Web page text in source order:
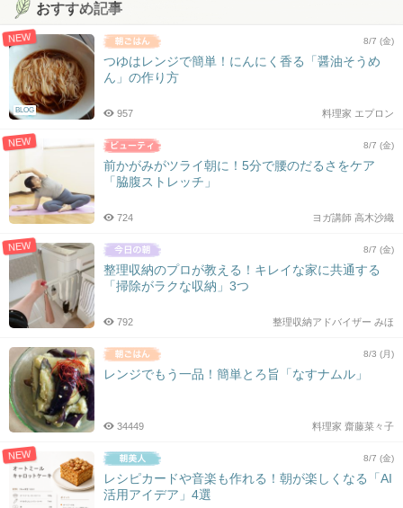
おすすめ記事
NEW
BLOG
8/7 (金)
つゆはレンジで簡単！にんにく香る「醤油そうめ
ん」の作り方
料理家 エプロン
957
NEW 8/7 (金)
前かがみがツライ朝に！5分で腰のだるさをケア
「脇腹ストレッチ」
ヨガ講師 高木沙織
724
NEW 8/7 (金)
整理収納のプロが教える！キレイな家に共通する
「掃除がラクな収納」3つ
整理収納アドバイザー みほ
792
8/3 (月)
レンジでもう一品！簡単とろ旨「なすナムル」
料理家 齋藤菜々子
34449
NEW 8/7 (金)
レシピカードや音楽も作れる！朝が楽しくなる「AI
活用アイデア」4選